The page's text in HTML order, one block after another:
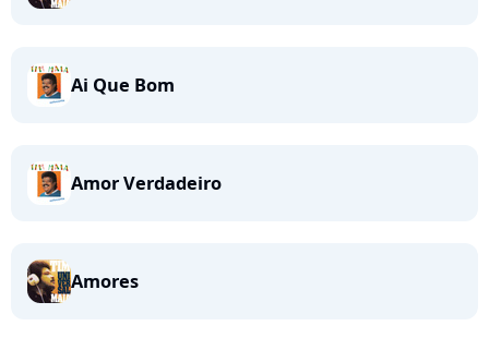
Ai Que Bom
Amor Verdadeiro
Amores